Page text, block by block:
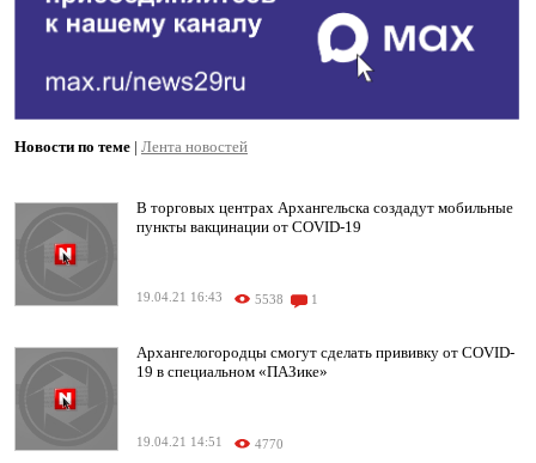
Новости по теме | Лента новостей
В торговых центрах Архангельска создадут мобильные
пункты вакцинации от COVID-19
19.04.21 16:43 5538 1
Архангелогородцы смогут сделать прививку от COVID-
19 в специальном «ПАЗике»
19.04.21 14:51 4770